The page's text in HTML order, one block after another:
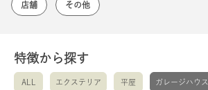
店舗 その他
特徴から探す
ALL エクステリア 平屋 ガレージハウス